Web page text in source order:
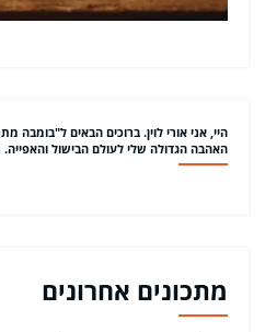
היי, אני אורי לוין. ברוכים הבאים
האהבה הגדולה שלי לעולם הבישול והאפייה.
מתכונים אחרונים